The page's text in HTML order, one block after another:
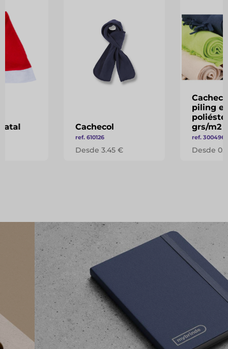
Cachecol
ref. 610126
Desde 3.45 €
piling
grs/m2
ref. 300496
Desde